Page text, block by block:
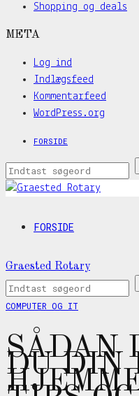
Shopping og deals
META
Log ind
Indlægsfeed
Kommentarfeed
WordPress.org
FORSIDE
FORSIDE
Graested Rotary
COMPUTER OG IT
SÅDAN
DU DIN